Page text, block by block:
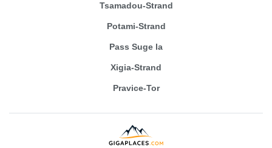
Tsamadou-Strand
Potami-Strand
Pass Suge la
Xigia-Strand
Pravice-Tor